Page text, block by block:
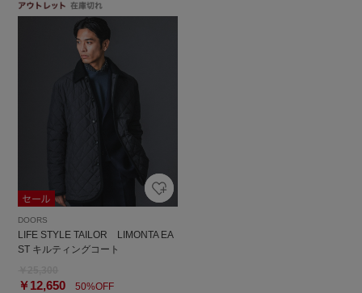
DOORS
LIFE STYLE TAILOR LIMONTA EA
ST キルティングコート
￥12,650 50%OFF